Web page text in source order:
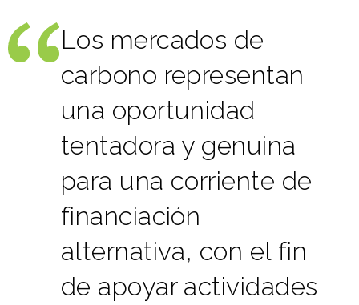
Los mercados de
carbono representan
una oportunidad
tentadora y genuina
para una corriente de
financiación
alternativa, con el fin
de apoyar actividades